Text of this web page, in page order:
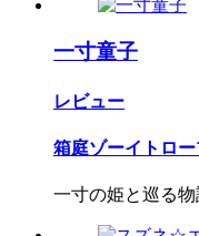
一寸童子
レビュー
箱庭ゾーイトロー
一寸の姫と巡る物